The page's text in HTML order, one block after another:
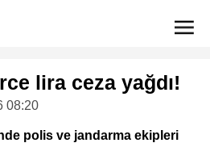
lira ceza yağdı!
08:20
polis ve jandarma ekipleri